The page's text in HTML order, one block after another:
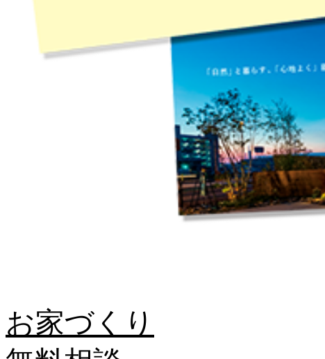
お家づくり